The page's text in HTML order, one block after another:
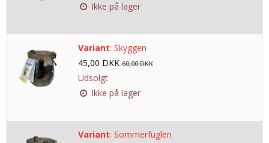
Ikke på lager
Variant: Skyggen
45,00 DKK 60,00 DKK
Udsolgt
Ikke på lager
Variant: Sommerfuglen